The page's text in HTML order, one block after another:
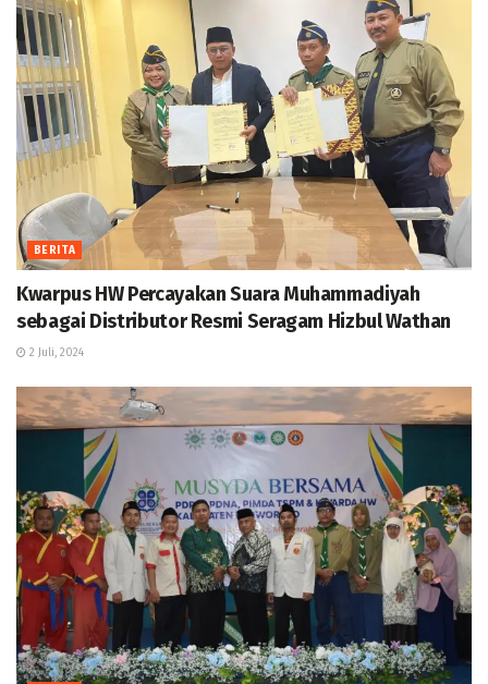
BERITA
Kwarpus HW Percayakan Suara Muhammadiyah
sebagai Distributor Resmi Seragam Hizbul Wathan
2 Juli, 2024